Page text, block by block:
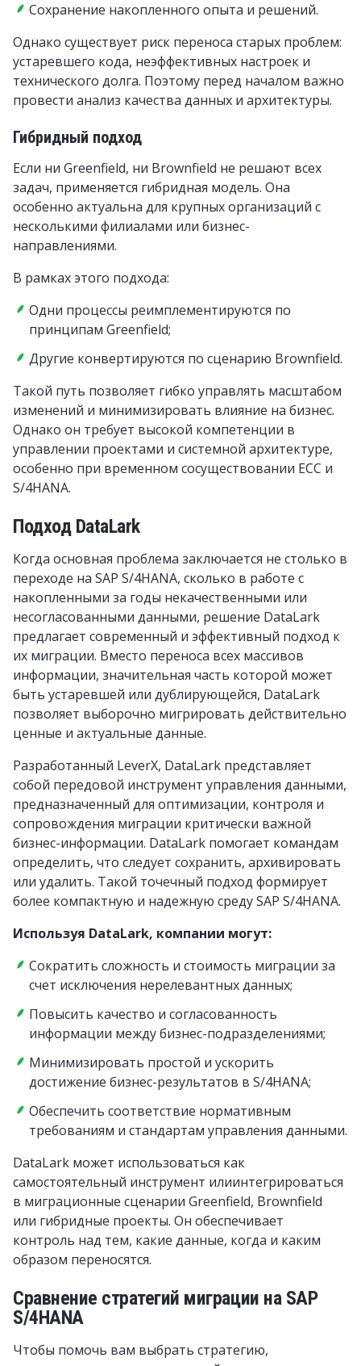
Сохранение накопленного опыта и решений.
Однако существует риск переноса старых проблем:
устаревшего кода, неэффективных настроек и
технического долга. Поэтому перед началом важно
провести анализ качества данных и архитектуры.
Гибридный подход
Если ни Greenfield, ни Brownfield не решают всех
задач, применяется гибридная модель. Она
особенно актуальна для крупных организаций с
несколькими филиалами или бизнес-
направлениями.
В рамках этого подхода:
Одни процессы реимплементируются по
принципам Greenfield;
Другие конвертируются по сценарию Brownfield.
Такой путь позволяет гибко управлять масштабом
изменений и минимизировать влияние на бизнес.
Однако он требует высокой компетенции в
управлении проектами и системной архитектуре,
особенно при временном сосуществовании ECC и
S/4HANA.
Подход DataLark
Когда основная проблема заключается не столько в
переходе на SAP S/4HANA, сколько в работе с
накопленными за годы некачественными или
несогласованными данными, решение DataLark
предлагает современный и эффективный подход к
их миграции. Вместо переноса всех массивов
информации, значительная часть которой может
быть устаревшей или дублирующейся, DataLark
позволяет выборочно мигрировать действительно
ценные и актуальные данные.
Разработанный LeverX, DataLark представляет
собой передовой инструмент управления данными,
предназначенный для оптимизации, контроля и
сопровождения миграции критически важной
бизнес-информации. DataLark помогает командам
определить, что следует сохранить, архивировать
или удалить. Такой точечный подход формирует
более компактную и надежную среду SAP S/4HANA.
Используя DataLark, компании могут:
Сократить сложность и стоимость миграции за
счет исключения нерелевантных данных;
Повысить качество и согласованность
информации между бизнес-подразделениями;
Минимизировать простой и ускорить
достижение бизнес-результатов в S/4HANA;
Обеспечить соответствие нормативным
требованиям и стандартам управления данными.
DataLark может использоваться как
самостоятельный инструмент илиинтегрироваться
в миграционные сценарии Greenfield, Brownfield
или гибридные проекты. Он обеспечивает
контроль над тем, какие данные, когда и каким
образом переносятся.
Сравнение стратегий миграции на SAP
S/4HANA
Чтобы помочь вам выбрать стратегию,